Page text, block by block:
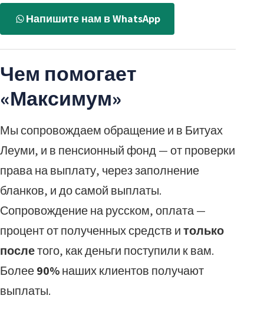
Напишите нам в WhatsApp
Чем помогает
«Максимум»
Мы сопровождаем обращение и в Битуах
Леуми, и в пенсионный фонд — от проверки
права на выплату, через заполнение
бланков, и до самой выплаты.
Сопровождение на русском, оплата —
процент от полученных средств итолько
послетого, как деньги поступили к вам.
Более90%наших клиентов получают
выплаты.